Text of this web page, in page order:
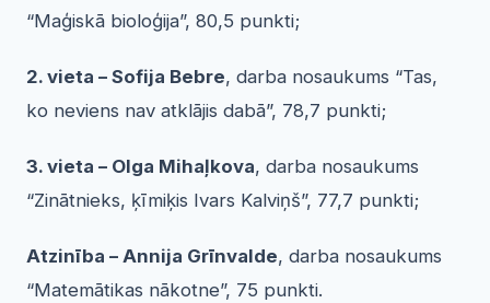
“Maģiskā bioloģija”, 80,5 punkti;
2. vieta – Sofija Bebre, darba nosaukums “Tas,
ko neviens nav atklājis dabā”, 78,7 punkti;
3. vieta – Olga Mihaļkova, darba nosaukums
“Zinātnieks, ķīmiķis Ivars Kalviņš”, 77,7 punkti;
Atzinība – Annija Grīnvalde, darba nosaukums
“Matemātikas nākotne”, 75 punkti.